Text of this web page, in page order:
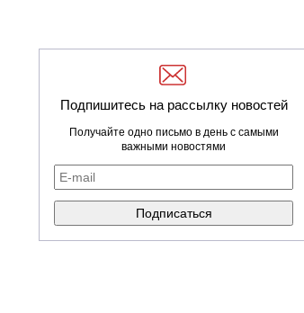
Подпишитесь на рассылку новостей
Получайте одно письмо в день с самыми
важными новостями